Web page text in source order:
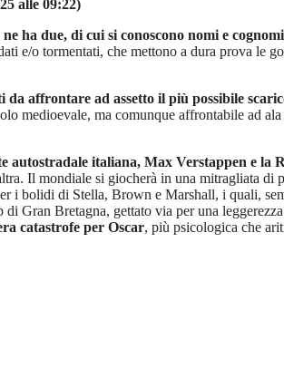
alle 09:22)
ha due, di cui si conoscono nomi e
e/o tormentati, che mettono a dura prova le
affrontare ad assetto il più possibile
medioevale, ma comunque affrontabile ad
autostradale italiana, Max Verstappen e la
Il mondiale si giocherà in una mitragliata di
i bolidi di Stella, Brown e Marshall, i quali,
di Gran Bretagna, gettato via per una
catastrofe per Oscar, più psicologica che